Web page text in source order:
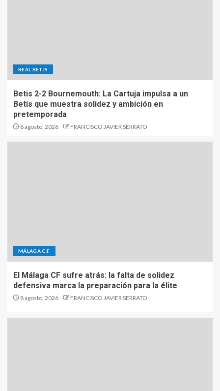
REAL BETIS
Betis 2-2 Bournemouth: La Cartuja impulsa a un
Betis que muestra solidez y ambición en
pretemporada
8 agosto, 2026 FRANCISCO JAVIER SERRATO
MÁLAGA C.F.
El Málaga CF sufre atrás: la falta de solidez
defensiva marca la preparación para la élite
8 agosto, 2026 FRANCISCO JAVIER SERRATO